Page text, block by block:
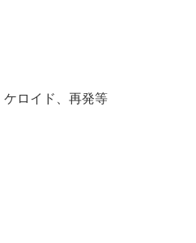
ロイド、再発等